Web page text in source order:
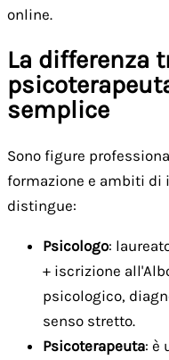
online.
La differenza
semplice
Sono figure
formazione e ambiti di
distingue:
Psicologo:
+ iscrizione
psicologico,
senso stretto.
Psicoterapeuta: è